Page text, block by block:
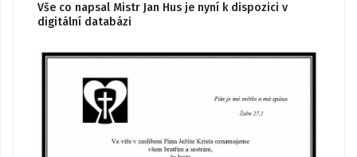
Vše co napsal Mistr Jan Hus je nyní k dispozici v
digitální databázi